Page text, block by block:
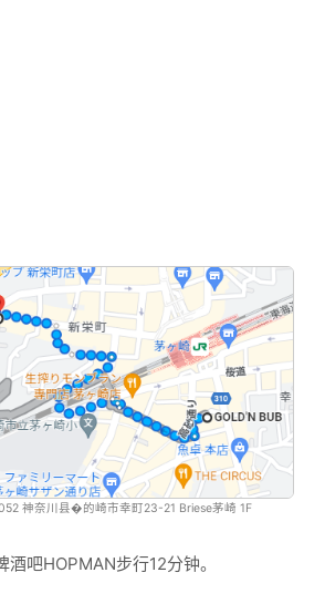
神奈川县�的崎市幸町23-21 Briese茅崎 1F
吧HOPMAN步行12分钟。